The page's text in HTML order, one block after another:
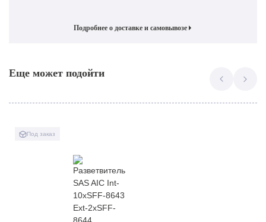
Подробнее о доставке и самовывозе
Еще может подойти
Под заказ